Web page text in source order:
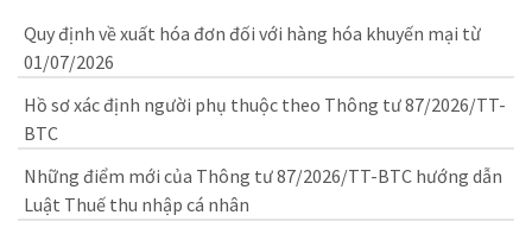
Quy định về xuất hóa đơn đối với hàng hóa khuyến mại từ
01/07/2026
Hồ sơ xác định người phụ thuộc theo Thông tư 87/2026/TT-
BTC
Những điểm mới của Thông tư 87/2026/TT-BTC hướng dẫn
Luật Thuế thu nhập cá nhân